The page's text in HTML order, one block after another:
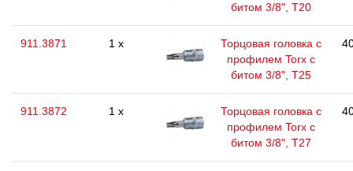
битом 3/8", T20
911.3871 1 x
Торцовая головка с
профилем Torx с
битом 3/8", T25
911.3872 1 x
Торцовая головка с
профилем Torx с
битом 3/8", T27